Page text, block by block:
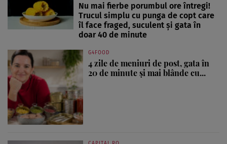
Nu mai fierbe porumbul ore întregi!
Trucul simplu cu punga de copt care
îl face fraged, suculent și gata în
doar 40 de minute
G4FOOD
4 zile de meniuri de post, gata în
20 de minute și mai blânde cu...